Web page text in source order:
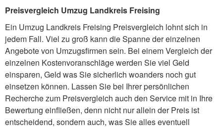
Preisvergleich Umzug Landkreis Freising
Ein Umzug Landkreis Freising Preisvergleich lohnt sich in
jedem Fall. Viel zu groß kann die Spanne der einzelnen
Angebote von Umzugsfirmen sein. Bei einem Vergleich der
einzelnen Kostenvoranschläge werden Sie viel Geld
einsparen, Geld was Sie sicherlich woanders noch gut
einsetzen können. Lassen Sie bei Ihrer persönlichen
Recherche zum Preisvergleich auch den Service mit in Ihre
Bewertung einfließen, denn nicht nur allein der Preis ist
entscheidend, sondern auch, was Sie alles eventuell